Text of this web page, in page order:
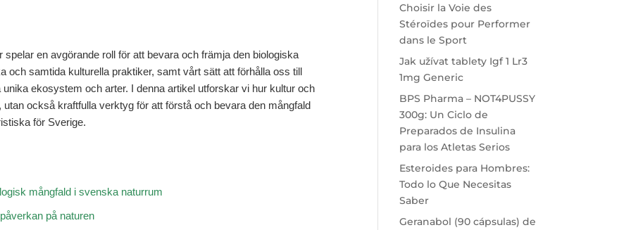
en avgörande roll för att bevara och främja den biologiska
och samtida kulturella praktiker, samt vårt sätt att förhålla oss till
ekosystem och arter. I denna artikel utforskar vi hur kultur och
också kraftfulla verktyg för att förstå och bevara den mångfald
för Sverige.
mångfald i svenska naturrum
på naturen
Choisir la Voie des
Stéroïdes pour Performer
dans le Sport
Jak užívat tablety Igf 1 Lr3
1mg Generic
BPS Pharma – NOT4PUSSY
300g: Un Ciclo de
Preparados de Insulina
para los Atletas Serios
Esteroides para Hombres:
Todo lo Que Necesitas
Saber
Geranabol (90 cápsulas) de